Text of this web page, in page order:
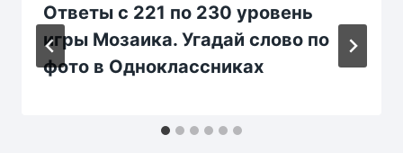
Ответы с 221 по 230 уровень
игры Мозаика. Угадай слово по
фото в Одноклассниках